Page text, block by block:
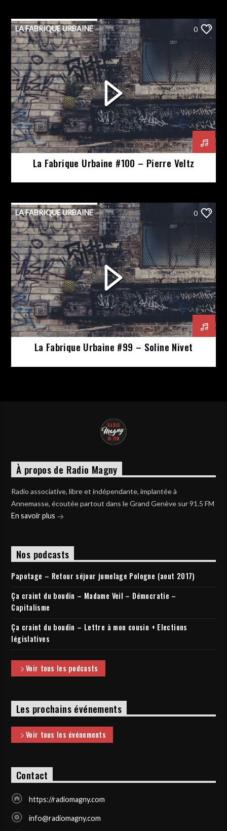
LA FABRIQUE URBAINE 0
La Fabrique Urbaine #100 – Pierre Veltz
LA FABRIQUE URBAINE 0
La Fabrique Urbaine #99 – Soline Nivet
À propos de Radio Magny
Radio associative, libre et indépendante, implantée à
Annemasse, écoutée partout dans le Grand Genève sur 91.5 FM
En savoir plus
Nos podcasts
Papotage – Retour séjour jumelage Pologne (aout 2017)
Ça craint du boudin – Madame Veil – Démocratie –
Capitalisme
Ça craint du boudin – Lettre à mon cousin + Elections
législatives
Voir tous les podcasts
Les prochains événements
Voir tous les événements
Contact
https://radiomagny.com
info@radiomagny.com